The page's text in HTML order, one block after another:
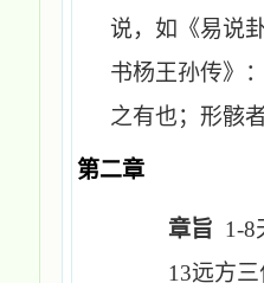
说，如《易说
书杨王孙传》
之有也；形骸
第二章
章旨 1-8
13远方